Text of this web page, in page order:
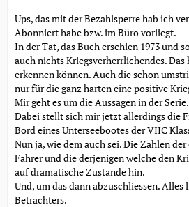
Ups, das mit der Bezahlsperre hab ich
Abonniert habe bzw. im Büro vorliegt.
In der Tat, das Buch erschien 1973 und
auch nichts Kriegsverherrlichendes.
erkennen können. Auch die schon
nur für die ganz harten eine positive
Mir geht es um die Aussagen in der Serie.
Dabei stellt sich mir jetzt allerdings die
Bord eines Unterseebootes der VIIC
Nun ja, wie dem auch sei. Die Zahlen
Fahrer und die derjenigen welche den
auf dramatische Zustände hin.
Und, um das dann abzuschliessen. Alles
Betrachters.